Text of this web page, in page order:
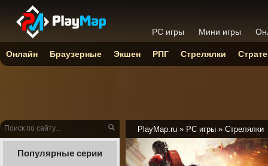
PlayMap.ru » PC игры » Стрелялки
Популярные серии
PC игры Мини игры
Онлайн Браузерные Экшен РПГ Стрелялки